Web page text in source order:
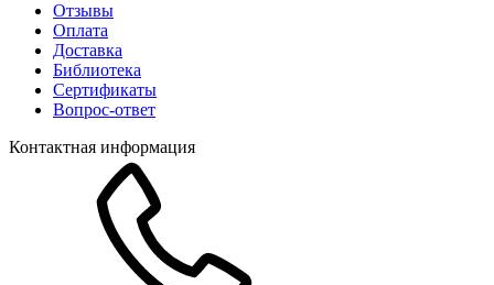
Отзывы
Оплата
Доставка
Библиотека
Сертификаты
Вопрос-ответ
Контактная информация